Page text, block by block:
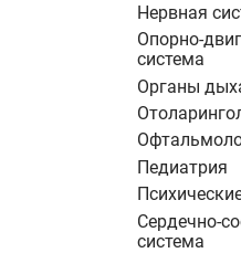
Нервная
Опорно-
система
Органы
Педиатрия
Сердечно-
система